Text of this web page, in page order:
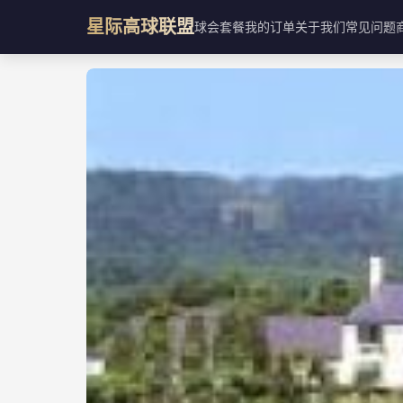
星际高球联盟球会套餐我的订单关于我们常见问题